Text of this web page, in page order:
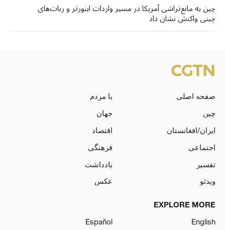
چین به مانع‌تراشی آمریکا در مسیر واردات اینورتر و ربات‌های
چینی واکنش نشان داد
صفحه اصلی
با مردم
چین
جهان
ایران/افغانستان
اقتصاد
اجتماعی
فرهنگی
تفسیر
یادداشت
ویدئو
عکس
EXPLORE MORE
English
Español